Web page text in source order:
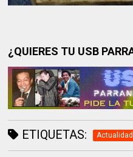
¿QUIERES TU USB
ETIQUETAS: Actualidad